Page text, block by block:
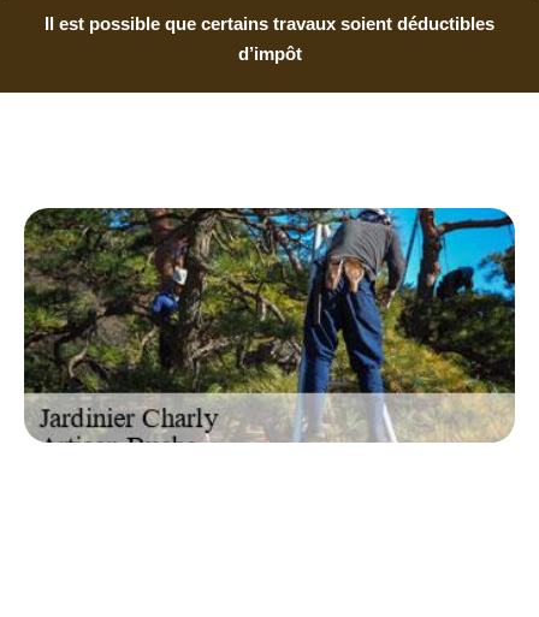
Il est possible que certains travaux soient déductibles
d’impôt